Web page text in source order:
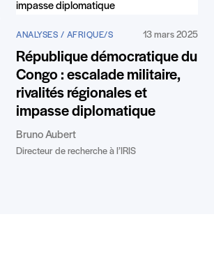
ANALYSES / AFRIQUE/S 13 mars 2025
République démocratique du
Congo : escalade militaire,
rivalités régionales et
impasse diplomatique
Bruno Aubert
Directeur de recherche à l’IRIS